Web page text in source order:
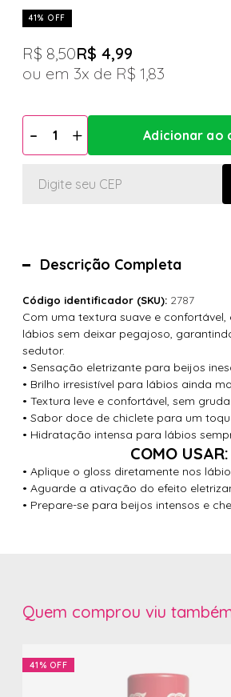
41% OFF
R$ 8,50R$ 4,99
3x
R$ 1,83
Descrição Completa
Código identificador (SKU): 2787
Com uma textura suave e confortável,
lábios sem deixar pegajoso,
sedutor.
• Sensação eletrizante para beijos
• Brilho irresistível para lábios ainda
• Textura leve e confortável, sem
• Sabor doce de chiclete para um
• Hidratação intensa para lábios
COMO USAR:
• Aplique o gloss diretamente nos
• Aguarde a ativação do efeito
• Prepare-se para beijos intensos e
Quem comprou viu
41% OFF